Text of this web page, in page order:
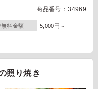
商品番号：34969
料金額 5,000円～
照り焼き